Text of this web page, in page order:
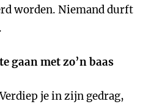
worden. Niemand durft
gaan met zo’n baas
je in zijn gedrag,